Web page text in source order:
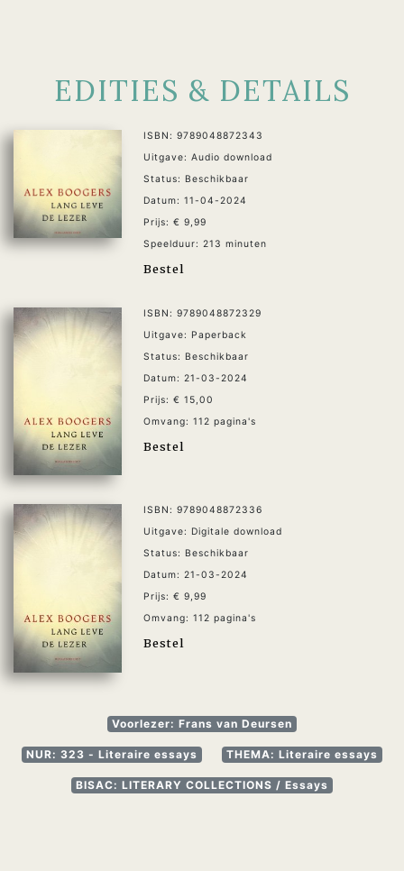
EDITIES & DETAILS
ISBN: 9789048872343
Uitgave: Audio download
Status: Beschikbaar
Datum: 11-04-2024
Prijs: € 9,99
Speelduur: 213 minuten
Bestel
ISBN: 9789048872329
Uitgave: Paperback
Status: Beschikbaar
Datum: 21-03-2024
Prijs: € 15,00
Omvang: 112 pagina's
Bestel
ISBN: 9789048872336
Uitgave: Digitale download
Status: Beschikbaar
Datum: 21-03-2024
Prijs: € 9,99
Omvang: 112 pagina's
Bestel
Voorlezer: Frans van Deursen
NUR: 323 - Literaire essays THEMA: Literaire essays
BISAC: LITERARY COLLECTIONS / Essays